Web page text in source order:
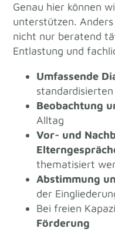
Genau hier können
unterstützen.
nicht nur beratend
Entlastung und
Umfassende
Beobachtung
Alltag
Vor- und
thematisiert
Abstimmung
der
Bei freien
Förderung